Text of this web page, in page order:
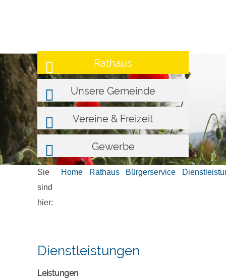
Rathaus
Unsere Gemeinde
Vereine & Freizeit
Gewerbe
Sie
sind
hier:
Home Rathaus Bürgerservice
Dienstleistungen
Leistungen